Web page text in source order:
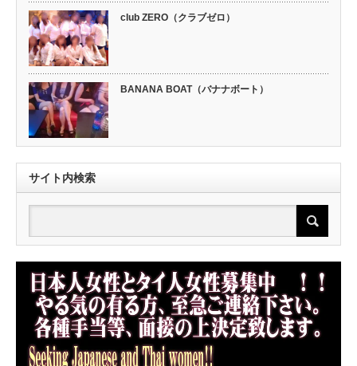
club ZERO（クラブゼロ）
BANANA BOAT（バナナボート）
サイト内検索